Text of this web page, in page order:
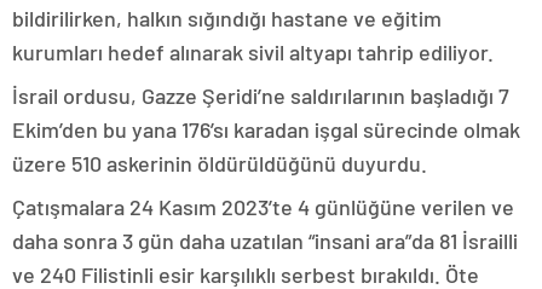
bildirilirken, halkın sığındığı hastane ve eğitim
kurumları hedef alınarak sivil altyapı tahrip ediliyor.
İsrail ordusu, Gazze Şeridi’ne saldırılarının başladığı 7
Ekim’den bu yana 176’sı karadan işgal sürecinde olmak
üzere 510 askerinin öldürüldüğünü duyurdu.
Çatışmalara 24 Kasım 2023’te 4 günlüğüne verilen ve
daha sonra 3 gün daha uzatılan “insani ara”da 81 İsrailli
ve 240 Filistinli esir karşılıklı serbest bırakıldı. Öte